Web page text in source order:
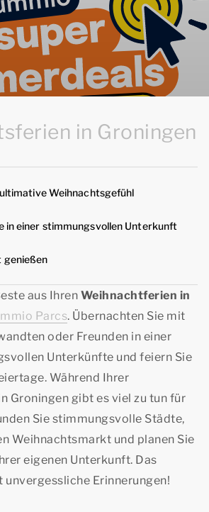
in Groningen
Weihnachtsgefühl
in einer stimmungsvollen Unterkunft
genießen
aus Ihren Weihnachtferien in
Parcs. Übernachten Sie mit
oder Freunden in einer
Unterkünfte und feiern Sie
Während Ihrer
Groningen gibt es viel zu tun für
Sie stimmungsvolle Städte,
Weihnachtsmarkt und planen Sie
eigenen Unterkunft. Das
Erinnerungen!